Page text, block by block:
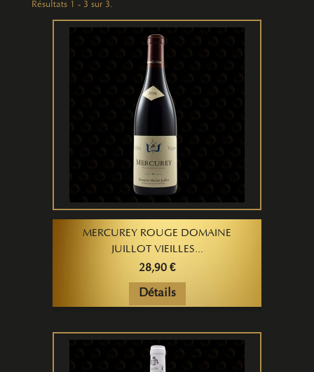
Résultats 1 - 3 sur 3.
MERCUREY ROUGE DOMAINE
JUILLOT VIEILLES...
28,90 €
Détails